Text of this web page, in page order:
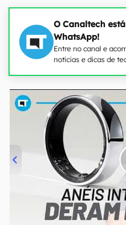
O Canaltech
WhatsApp!
Entre no canal e
notícias e dicas de
00:00/21:11